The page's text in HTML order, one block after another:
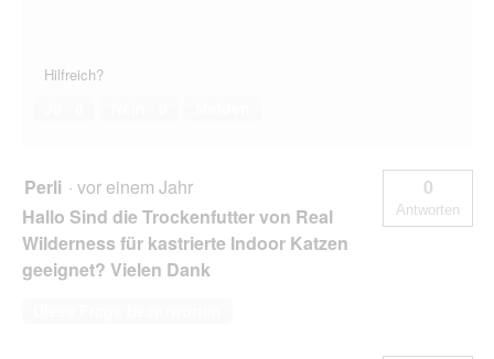
Hilfreich?
Perli · vor einem Jahr
Hallo Sind die Trockenfutter von Real
Wilderness für kastrierte Indoor Katzen
geeignet? Vielen Dank
0
Antworten